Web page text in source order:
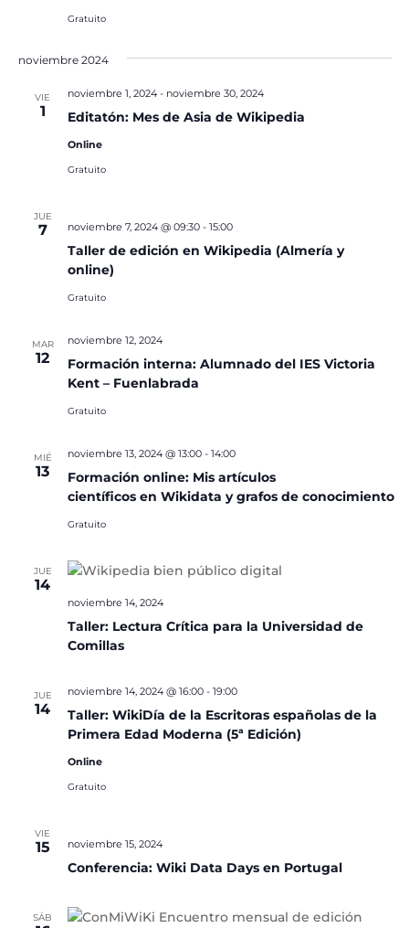
Gratuito
noviembre 2024
VIE
1 Editatón: Mes de Asia de Wikipedia
noviembre 1, 2024- noviembre 30, 2024
Online
Gratuito
JUE
7
Taller de edición en Wikipedia (Almería y
online)
noviembre 7, 2024 @ 09:30- 15:00
Gratuito
MAR
12
Formación interna: Alumnado del IES Victoria
Kent – Fuenlabrada
noviembre 12, 2024
Gratuito
MIÉ
13
Formación online: Mis artículos
científicos en Wikidata y grafos de conocimiento
noviembre 13, 2024 @ 13:00- 14:00
Gratuito
JUE
14
Taller: Lectura Crítica para la Universidad de
Comillas
noviembre 14, 2024
JUE
14
Taller: WikiDía de la Escritoras españolas de la
Primera Edad Moderna (5ª Edición)
noviembre 14, 2024 @ 16:00- 19:00
Online
Gratuito
VIE
15
Conferencia: Wiki Data Days en Portugal
noviembre 15, 2024
SÁB